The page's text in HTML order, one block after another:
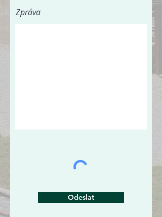
Zpráva
Odeslat